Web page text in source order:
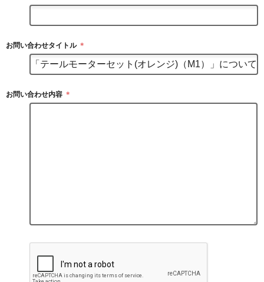
お問い合わせタイトル ＊
お問い合わせ内容 ＊